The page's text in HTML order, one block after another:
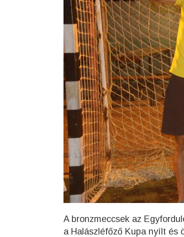
A bronzmeccsek az
a Halászléfőző Kupa nyílt és